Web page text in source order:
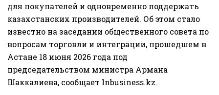
для покупателей и одновременно поддержать
казахстанских производителей. Об этом стало
известно на заседании общественного совета по
вопросам торговли и интеграции, прошедшем в
Астане 18 июня 2026 года под
председательством министра Армана
Шаккалиева, сообщает Inbusiness.kz.